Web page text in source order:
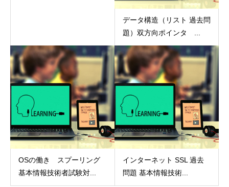
データ構造（リスト 過去問
題）双方向ポインタ ...
OSの働き スプーリング
基本情報技術者試験対...
インターネット SSL 過去
問題 基本情報技術...